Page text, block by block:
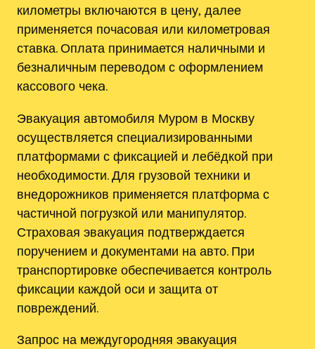
километры включаются в цену‚ далее
применяется почасовая или километровая
ставка. Оплата принимается наличными и
безналичным переводом с оформлением
кассового чекa.
Эвакуация автомобиля Муром в Москву
осуществляется специализированными
платформами с фиксацией и лебёдкой при
необходимости. Для грузовой техники и
внедорожников применяется платформа с
частичной погрузкой или манипулятор.
Страховая эвакуация подтверждается
поручением и документами на авто. При
транспортировке обеспечивается контроль
фиксации каждой оси и защита от
повреждений.
Запрос на междугородняя эвакуация